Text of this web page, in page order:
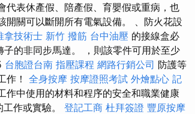
代表休產假、陪產假、育嬰假或重病，也
開關可以斷開所有電氣設備。 、防火花設
拿技術士 新竹 撥筋 台中油壓 的接線盒必
子的非同步馬達。 ，則該零件可用於至少
台胞證台南 指壓課程 網路行銷公司 防護等
作！ 全身按摩 按摩證照考試 外燴點心 記
作中使用的材料和程序的安全和職業健康
作或實驗。 登記工商 杜拜簽證 豐原按摩